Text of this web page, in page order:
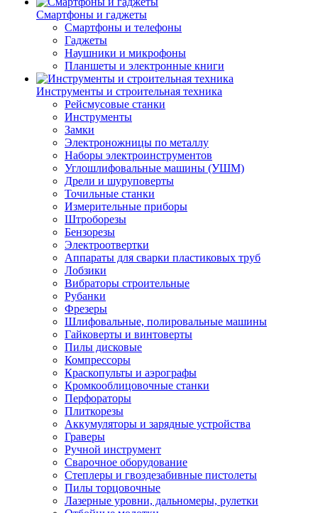
Смартфоны и гаджеты
Смартфоны и телефоны
Гаджеты
Наушники и микрофоны
Планшеты и электронные книги
Инструменты и строительная техника
Рейсмусовые станки
Инструменты
Замки
Электроножницы по металлу
Наборы электроинструментов
Углошлифовальные машины (УШМ)
Дрели и шуруповерты
Точильные станки
Измерительные приборы
Штроборезы
Бензорезы
Электроотвертки
Аппараты для сварки пластиковых труб
Лобзики
Вибраторы строительные
Рубанки
Фрезеры
Шлифовальные, полировальные машины
Гайковерты и винтоверты
Пилы дисковые
Компрессоры
Краскопульты и аэрографы
Кромкооблицовочные станки
Перфораторы
Плиткорезы
Аккумуляторы и зарядные устройства
Граверы
Ручной инструмент
Сварочное оборудование
Степлеры и гвоздезабивные пистолеты
Пилы торцовочные
Лазерные уровни, дальномеры, рулетки